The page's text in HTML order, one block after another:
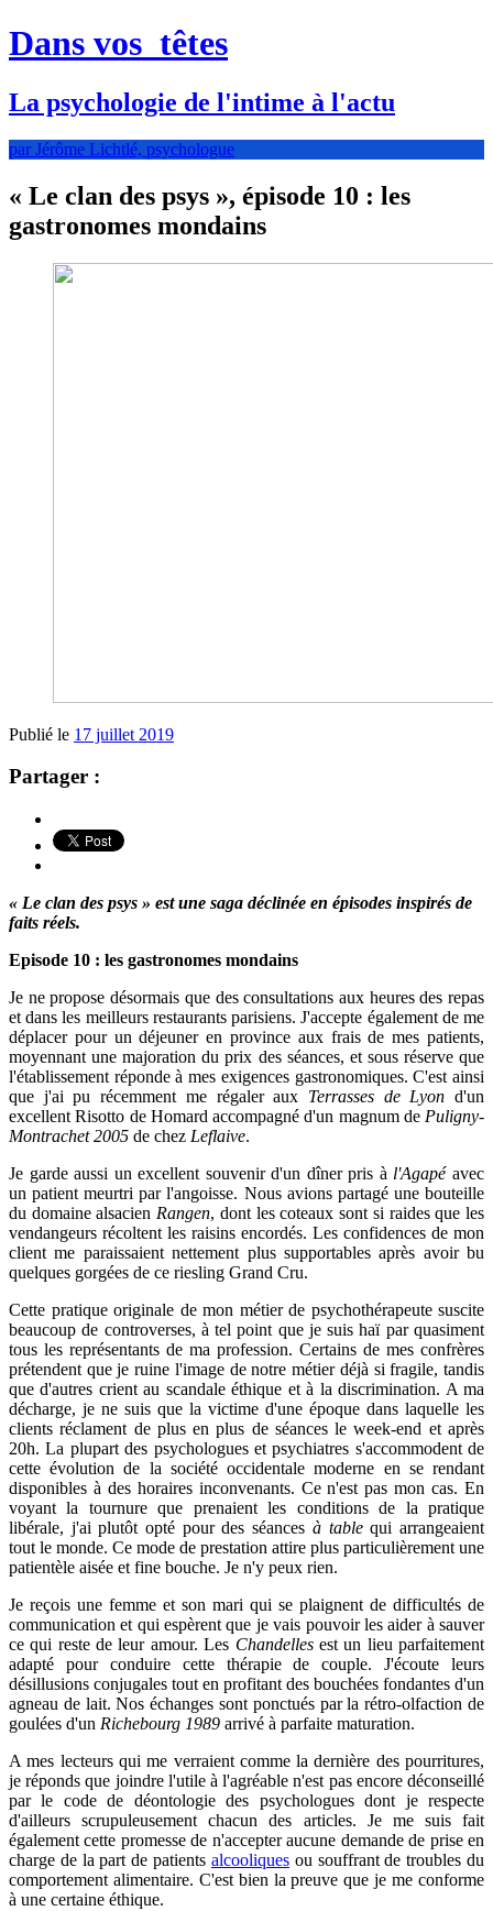
Dans vos têtes
La psychologie de l'intime à l'actu
par Jérôme Lichtlé, psychologue
« Le clan des psys », épisode 10 : les
gastronomes mondains
Publié le 17 juillet 2019
Partager :
« Le clan des psys » est une saga déclinée en épisodes inspirés de
faits réels.
Episode 10 : les gastronomes mondains
Je ne propose désormais que des consultations aux heures des repas
et dans les meilleurs restaurants parisiens. J'accepte également de me
déplacer pour un déjeuner en province aux frais de mes patients,
moyennant une majoration du prix des séances, et sous réserve que
l'établissement réponde à mes exigences gastronomiques. C'est ainsi
que j'ai pu récemment me régaler aux Terrasses de Lyon d'un
excellent Risotto de Homard accompagné d'un magnum de Puligny-
Montrachet 2005 de chez Leflaive.
Je garde aussi un excellent souvenir d'un dîner pris à l'Agapéavec
un patient meurtri par l'angoisse. Nous avions partagé une bouteille
du domaine alsacien Rangen, dont les coteaux sont si raides que les
vendangeurs récoltent les raisins encordés. Les confidences de mon
client me paraissaient nettement plus supportables après avoir bu
quelques gorgées de ce riesling Grand Cru.
Cette pratique originale de mon métier de psychothérapeute suscite
beaucoup de controverses, à tel point que je suis haï par quasiment
tous les représentants de ma profession. Certains de mes confrères
prétendent que je ruine l'image de notre métier déjà si fragile, tandis
que d'autres crient au scandale éthique et à la discrimination. A ma
décharge, je ne suis que la victime d'une époque dans laquelle les
clients réclament de plus en plus de séances le week-end et après
20h. La plupart des psychologues et psychiatres s'accommodent de
cette évolution de la société occidentale moderne en se rendant
disponibles à des horaires inconvenants. Ce n'est pas mon cas. En
voyant la tournure que prenaient les conditions de la pratique
libérale, j'ai plutôt opté pour des séances à tablequi arrangeaient
tout le monde. Ce mode de prestation attire plus particulièrement une
patientèle aisée et fine bouche. Je n'y peux rien.
Je reçois une femme et son mari qui se plaignent de difficultés de
communication et qui espèrent que je vais pouvoir les aider à sauver
ce qui reste de leur amour. Les Chandellesest un lieu parfaitement
adapté pour conduire cette thérapie de couple. J'écoute leurs
désillusions conjugales tout en profitant des bouchées fondantes d'un
agneau de lait. Nos échanges sont ponctués par la rétro-olfaction de
goulées d'un Richebourg 1989 arrivé à parfaite maturation.
A mes lecteurs qui me verraient comme la dernière des pourritures,
je réponds que joindre l'utile à l'agréable n'est pas encore déconseillé
par le code de déontologie des psychologues dont je respecte
d'ailleurs scrupuleusement chacun des articles. Je me suis fait
également cette promesse de n'accepter aucune demande de prise en
charge de la part de patients alcooliquesou souffrant de troubles du
comportement alimentaire. C'est bien la preuve que je me conforme
à une certaine éthique.